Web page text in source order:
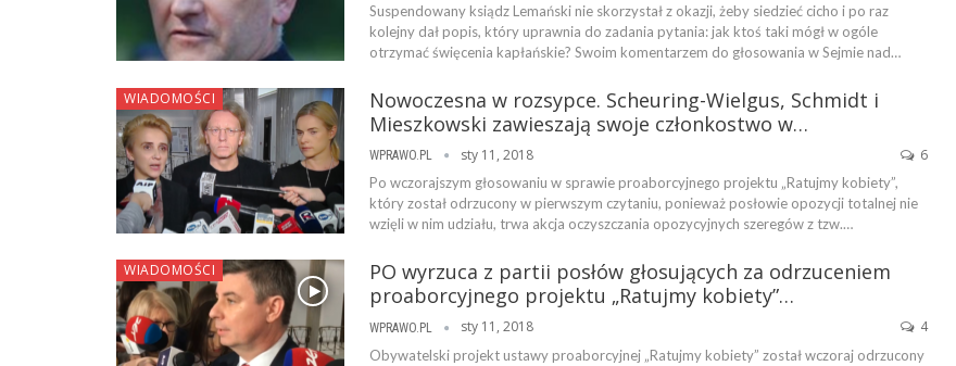
Suspendowany ksiądz Lemański nie skorzystał z okazji, żeby siedzieć cicho i po raz
kolejny dał popis, który uprawnia do zadania pytania: jak ktoś taki mógł w ogóle
otrzymać święcenia kapłańskie? Swoim komentarzem do głosowania w Sejmie nad…
WIADOMOŚCI
Nowoczesna w rozsypce. Scheuring-Wielgus, Schmidt i
Mieszkowski zawieszają swoje członkostwo w…
WPRAWO.PL sty 11, 2018 6
Po wczorajszym głosowaniu w sprawie proaborcyjnego projektu „Ratujmy kobiety”,
który został odrzucony w pierwszym czytaniu, ponieważ posłowie opozycji totalnej nie
wzięli w nim udziału, trwa akcja oczyszczania opozycyjnych szeregów z tzw.…
WIADOMOŚCI
PO wyrzuca z partii posłów głosujących za odrzuceniem
proaborcyjnego projektu „Ratujmy kobiety”…
WPRAWO.PL sty 11, 2018 4
Obywatelski projekt ustawy proaborcyjnej „Ratujmy kobiety” został wczoraj odrzucony